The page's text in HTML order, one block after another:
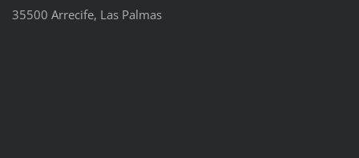
35500 Arrecife, Las Palmas